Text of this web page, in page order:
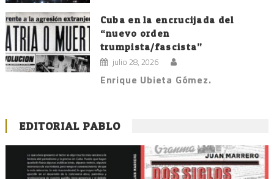
Cuba en la encrucijada del
“nuevo orden
trumpista/fascista”
julio 28, 2026
Enrique Ubieta Gómez.
EDITORIAL PABLO